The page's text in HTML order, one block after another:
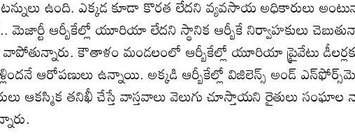
ఉంది. ఎక్కడ కూడా కొరత లేదని వ్యవసాయ అధికారులు
ఆర్బీకేల్లో యూరియా లేదని స్థానిక ఆర్బీకే నిర్వాహకులు
వాపోతున్నారు. కౌతాళం మండలంలో ఆర్బీకేల్లో యూరియా ప్రైవేటు
ఆరోపణులు ఉన్నాయి. అక్కడి ఆర్బీకేల్లో విజిలెన్స్‌ అండ్‌
ఆకస్మిక తనిఖీ చేస్తే వాస్తవాలు వెలుగు చూస్తాయని రైతులు సంఘాల